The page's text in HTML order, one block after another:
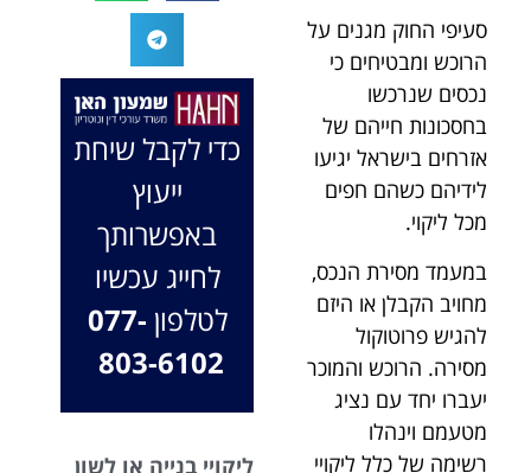
סעיפי החוק מגנים על
הרוכש ומבטיחים כי
נכסים שנרכשו
בחסכונות חייהם של
אזרחים בישראל יגיעו
לידיהם כשהם חפים
מכל ליקוי.
במעמד מסירת הנכס,
מחויב הקבלן או היזם
להגיש פרוטוקול
מסירה. הרוכש והמוכר
יעברו יחד עם נציג
מטעמם וינהלו
רשימה של כלל ליקויי
החליט לייצג אותי
בלי לחשוב
פעמיים, הקשיב
לי ולקח את התיק
שלי פרו בונו מכל
הלב.
פשוט, ומאחלים
לך המון הצלחה
בהמשך. תמיד
כאן בשבילך.
בברכה, משרד
עו"ד שמעון האן
ונוטריון
כדי לקבל שיחת
ייעוץ
באפשרותך
לחייג עכשיו
לטלפון 077-
803-6102
ליקויי בנייה או לשון